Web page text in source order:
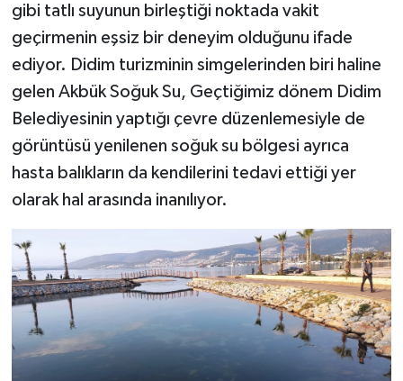
gibi tatlı suyunun birleştiği noktada vakit
geçirmenin eşsiz bir deneyim olduğunu ifade
ediyor. Didim turizminin simgelerinden biri haline
gelen Akbük Soğuk Su, Geçtiğimiz dönem Didim
Belediyesinin yaptığı çevre düzenlemesiyle de
görüntüsü yenilenen soğuk su bölgesi ayrıca
hasta balıkların da kendilerini tedavi ettiği yer
olarak hal arasında inanılıyor.